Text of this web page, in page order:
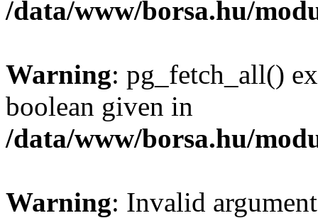
/data/www/borsa.hu/
Warning: pg_fetch_all()
boolean given in
/data/www/borsa.hu/
Warning: Invalid